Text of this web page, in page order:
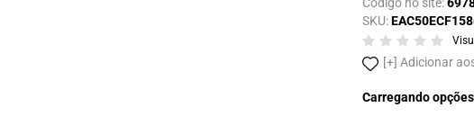
SKU:
Adicionar
Carregando